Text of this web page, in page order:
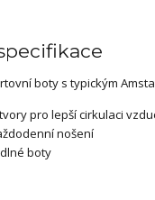
boty s typickým
pro lepší cirkulaci
nošení
boty